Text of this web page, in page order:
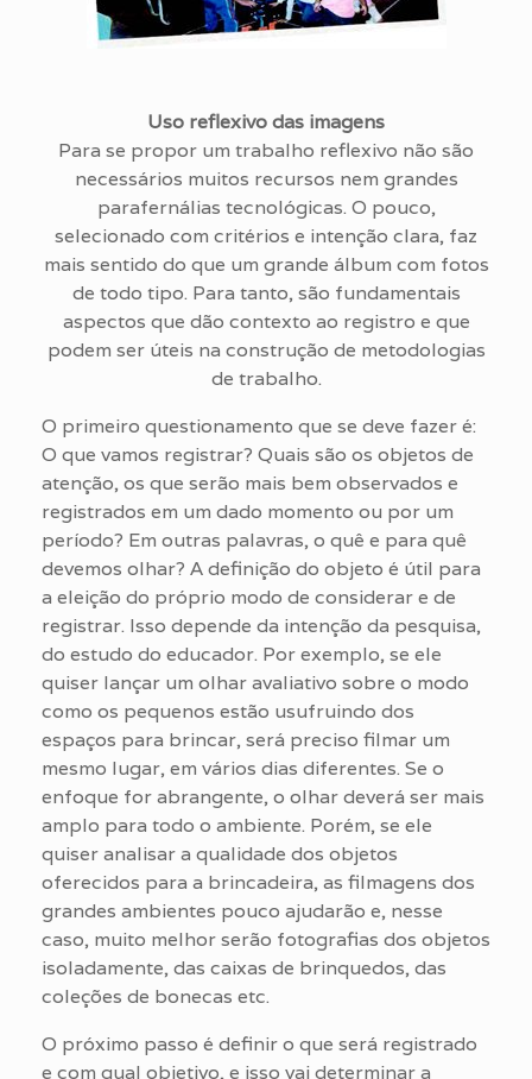
Uso reflexivo das imagens
Para se propor um trabalho reflexivo não são
necessários muitos recursos nem grandes
parafernálias tecnológicas. O pouco,
selecionado com critérios e intenção clara, faz
mais sentido do que um grande álbum com fotos
de todo tipo. Para tanto, são fundamentais
aspectos que dão contexto ao registro e que
podem ser úteis na construção de metodologias
de trabalho.
O primeiro questionamento que se deve fazer é:
O que vamos registrar? Quais são os objetos de
atenção, os que serão mais bem observados e
registrados em um dado momento ou por um
período? Em outras palavras, o quê e para quê
devemos olhar? A definição do objeto é útil para
a eleição do próprio modo de considerar e de
registrar. Isso depende da intenção da pesquisa,
do estudo do educador. Por exemplo, se ele
quiser lançar um olhar avaliativo sobre o modo
como os pequenos estão usufruindo dos
espaços para brincar, será preciso filmar um
mesmo lugar, em vários dias diferentes. Se o
enfoque for abrangente, o olhar deverá ser mais
amplo para todo o ambiente. Porém, se ele
quiser analisar a qualidade dos objetos
oferecidos para a brincadeira, as filmagens dos
grandes ambientes pouco ajudarão e, nesse
caso, muito melhor serão fotografias dos objetos
isoladamente, das caixas de brinquedos, das
coleções de bonecas etc.
O próximo passo é definir o que será registrado
e com qual objetivo, e isso vai determinar a